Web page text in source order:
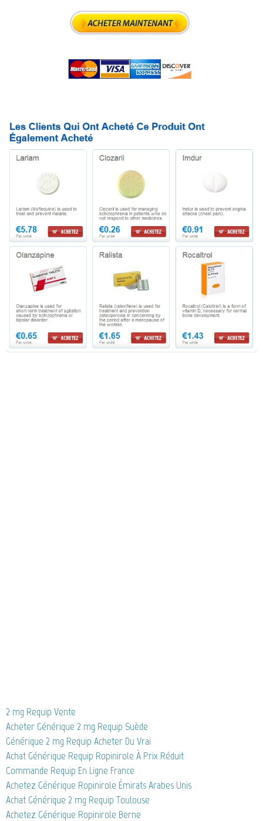
2 mg Requip Vente
Acheter Générique 2 mg Requip Suède
Générique 2 mg Requip Acheter Du Vrai
Achat Générique Requip Ropinirole À Prix Réduit
Commande Requip En Ligne France
Achetez Générique Ropinirole Émirats Arabes Unis
Achat Générique 2 mg Requip Toulouse
Achetez Générique Ropinirole Berne